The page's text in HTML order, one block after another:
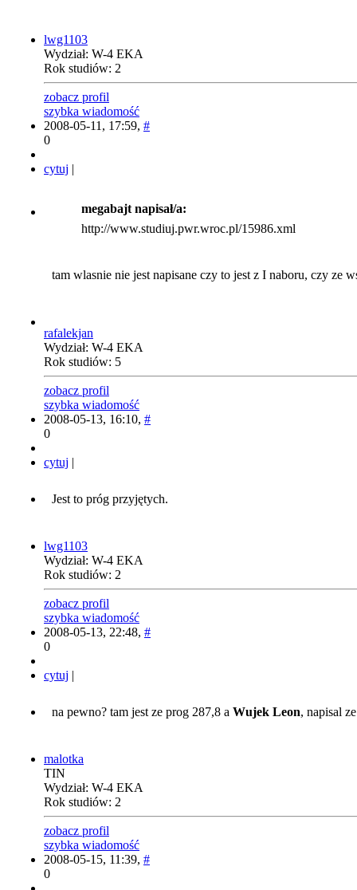
lwg1103
Wydział: W-4 EKA
Rok studiów: 2
zobacz profil
szybka wiadomość
2008-05-11, 17:59, #
0
cytuj |
megabajt napisał/a:
http://www.studiuj.pwr.wroc.pl/15986.xml
tam wlasnie nie jest napisane czy to jest z I naboru, czy ze
rafalekjan
Wydział: W-4 EKA
Rok studiów: 5
zobacz profil
szybka wiadomość
2008-05-13, 16:10, #
0
cytuj |
Jest to próg przyjętych.
lwg1103
Wydział: W-4 EKA
Rok studiów: 2
zobacz profil
szybka wiadomość
2008-05-13, 22:48, #
0
cytuj |
na pewno? tam jest ze prog 287,8 a Wujek Leon, napisal
malotka
TIN
Wydział: W-4 EKA
Rok studiów: 2
zobacz profil
szybka wiadomość
2008-05-15, 11:39, #
0